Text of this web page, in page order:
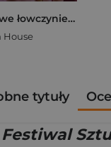
K-popowe łowczynie demonów. Mój golden journal. Oficjalny dziennik
House
tytuły